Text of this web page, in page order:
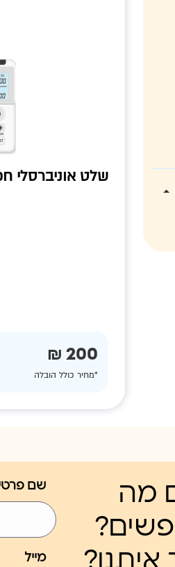
שלט אוניברסלי
200 ₪
*מחיר כולל הובלה
מה
איתנו?
שם
מייל